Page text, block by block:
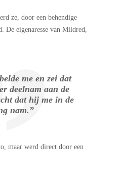
ze, door een behendige
De eigenaresse van Mildred,
me en zei dat
deelnam aan de
dat hij me in de
nam.”
maar werd direct door een